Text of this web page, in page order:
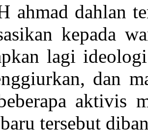
ahmad dahlan
kepada
lagi
dan
aktivis
tersebut